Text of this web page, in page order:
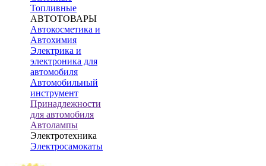
Топливные
АВТОТОВАРЫ
Автокосметика и
Автохимия
Электрика и
электроника для
автомобиля
Автомобильный
инструмент
Принадлежности
для автомобиля
Автолампы
Электротехника
Электросамокаты